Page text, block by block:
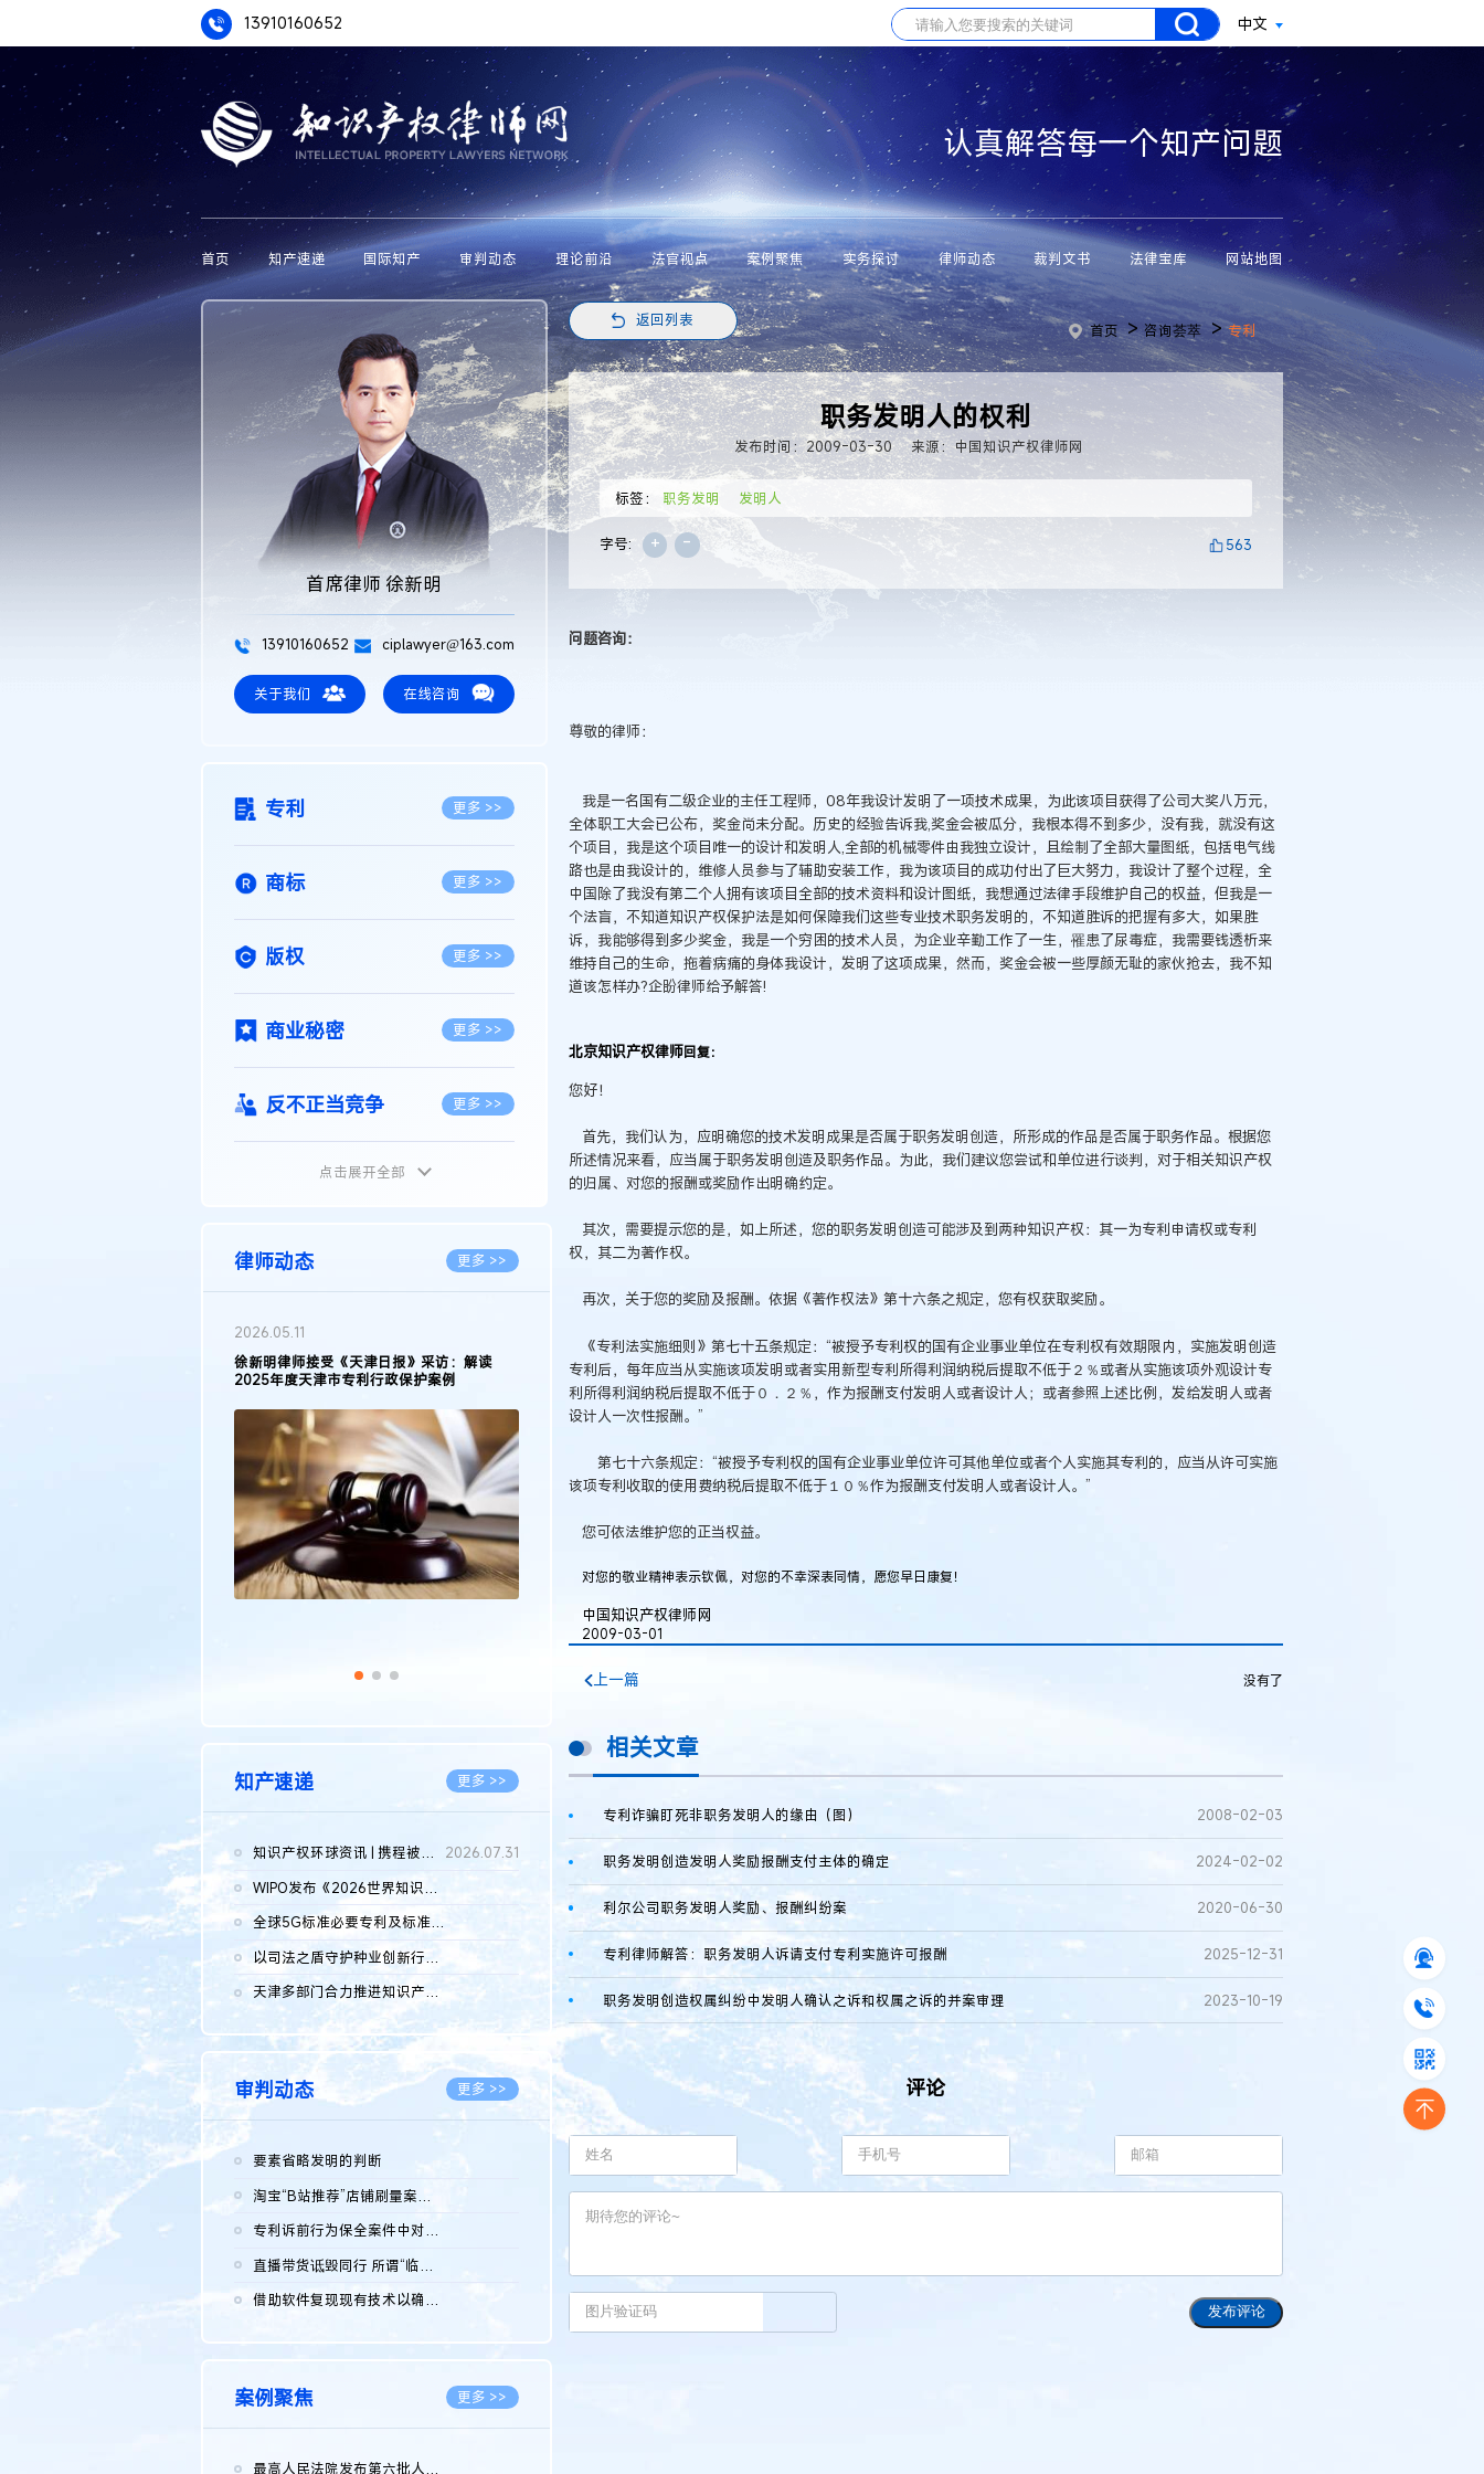
13910160652 中文
认真解答每一个知产问题
首页 知产速递 国际知产 审判动态 理论前沿 法官视点 案例聚焦 实务探讨 律师动态 裁判文书 法律宝库 网站地图
首席律师 徐新明
13910160652 ciplawyer@163.com
关于我们 在线咨询
专利 更多 >>
商标 更多 >>
版权 更多 >>
商业秘密 更多 >>
反不正当竞争 更多 >>
植物新品种
地理标志 更多 >>
集成电路布图设计
传统文化 更多 >>
点击展开全部
律师动态 更多 >>
2026.05.11
徐新明律师接受《天津日报》采访：解读
2025年度天津市专利行政保护案例
著名知识产权律师徐新明接受《中国经营
报》采访：技术革新下知识产权保护面临新
挑战与应对策略
徐新明律师经典案例：刘某与西安某生物科
技有限公司技术合作开发合同纠纷案
知产速递 更多 >>
知识产权环球资讯 | 携程被市监总局罚51.79亿；瑞幸泰国商标案上...
2026.07.31
WIPO发布《2026世界知识产权报告》 含报告全文
全球5G标准必要专利及标准提案研究报告（2026年）全文发布
以司法之盾守护种业创新行稳致远
2026.08.05
天津多部门合力推进知识产权保护工作
2026.08.05
审判动态 更多 >>
要素省略发明的判断
淘宝“B站推荐”店铺刷量案维持原判，两被告连带赔偿150万元
专利诉前行为保全案件中对仿制药申请人曾作出三类声明的考量及违...
直播带货诋毁同行 所谓“临场发挥”不免责
借助软件复现现有技术以确认相关参数特征是否被公开
案例聚焦 更多 >>
最高人民法院发布第六批人民法院种业知识产权司法保护典型案例 含...
返回列表
首页 >咨询荟萃 >专利
职务发明人的权利
发布时间：2009-03-30 来源：中国知识产权律师网
标签： 职务发明 发明人
字号: + - 563
问题咨询：
尊敬的律师：
我是一名国有二级企业的主任工程师，08年我设计发明了一项技术成果，为此该项目获得了公司大奖八万元，
全体职工大会已公布，奖金尚未分配。历史的经验告诉我,奖金会被瓜分，我根本得不到多少，没有我，就没有这
个项目，我是这个项目唯一的设计和发明人,全部的机械零件由我独立设计，且绘制了全部大量图纸，包括电气线
路也是由我设计的，维修人员参与了辅助安装工作，我为该项目的成功付出了巨大努力，我设计了整个过程，全
中国除了我没有第二个人拥有该项目全部的技术资料和设计图纸，我想通过法律手段维护自己的权益，但我是一
个法盲，不知道知识产权保护法是如何保障我们这些专业技术职务发明的，不知道胜诉的把握有多大，如果胜
诉，我能够得到多少奖金，我是一个穷困的技术人员，为企业辛勤工作了一生，罹患了尿毒症，我需要钱透析来
维持自己的生命，拖着病痛的身体我设计，发明了这项成果，然而，奖金会被一些厚颜无耻的家伙抢去，我不知
道该怎样办?企盼律师给予解答!
北京知识产权律师回复：
您好！
首先，我们认为，应明确您的技术发明成果是否属于职务发明创造，所形成的作品是否属于职务作品。根据您
所述情况来看，应当属于职务发明创造及职务作品。为此，我们建议您尝试和单位进行谈判，对于相关知识产权
的归属、对您的报酬或奖励作出明确约定。
其次，需要提示您的是，如上所述，您的职务发明创造可能涉及到两种知识产权：其一为专利申请权或专利
权，其二为著作权。
再次，关于您的奖励及报酬。依据《著作权法》第十六条之规定，您有权获取奖励。
《专利法实施细则》第七十五条规定：“被授予专利权的国有企业事业单位在专利权有效期限内，实施发明创造
专利后，每年应当从实施该项发明或者实用新型专利所得利润纳税后提取不低于２％或者从实施该项外观设计专
利所得利润纳税后提取不低于０．２％，作为报酬支付发明人或者设计人；或者参照上述比例，发给发明人或者
设计人一次性报酬。”
第七十六条规定：“被授予专利权的国有企业事业单位许可其他单位或者个人实施其专利的，应当从许可实施
该项专利收取的使用费纳税后提取不低于１０％作为报酬支付发明人或者设计人。”
您可依法维护您的正当权益。
对您的敬业精神表示钦佩，对您的不幸深表同情，愿您早日康复！
中国知识产权律师网
2009-03-01
上一篇 没有了
相关文章
专利诈骗盯死非职务发明人的缘由（图） 2008-02-03
职务发明创造发明人奖励报酬支付主体的确定 2024-02-02
利尔公司职务发明人奖励、报酬纠纷案 2020-06-30
专利律师解答：职务发明人诉请支付专利实施许可报酬 2025-12-31
职务发明创造权属纠纷中发明人确认之诉和权属之诉的并案审理 2023-10-19
评论
发布评论